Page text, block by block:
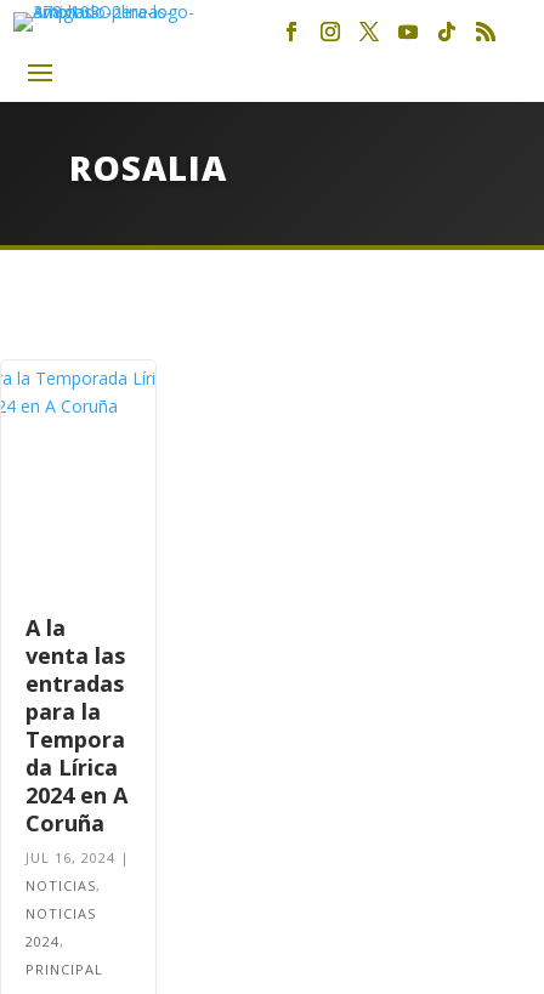
ROSALIA
A la
venta las
entradas
para la
Tempora
da Lírica
2024 en A
Coruña
JUL 16, 2024 |
NOTICIAS,
NOTICIAS
2024,
PRINCIPAL